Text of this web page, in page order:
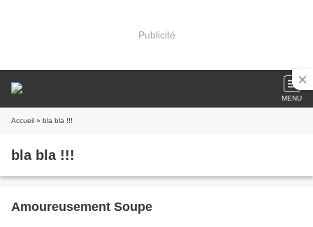
Publicité
MENU
Accueil » bla bla !!!
bla bla !!!
Amoureusement Soupe